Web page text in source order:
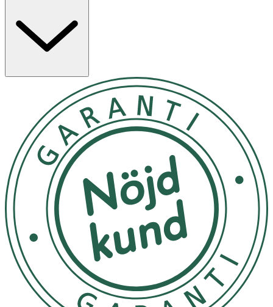
Passar alla hudtyper, ävenkänslig och allergibenägen
Mica, Caprylic/Capric Triglyceride, Zinc Oxide, Magnesium
Stearate, Tin Oxide, May Contain (+/-): C.I. 77891
(Titanium Dioxide), C.I. 77491 (Iron Oxides), C.I. 77492
(Iron oxides), C.I. 77499 (Iron Oxides), C.I. 73360 (Red 30
Lake).
Please be aware that ingredient lists may change or vary
from time to time. To confirm that an IDUN Minerals
product is suitable for you, please check the ingredients
list on the product packaging.